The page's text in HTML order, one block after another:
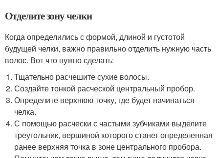
Отделите зону челки
Когда определились с формой, длиной и густотой
будущей челки, важно правильно отделить нужную часть
волос. Вот что нужно сделать:
Тщательно расчешите сухие волосы.
Создайте тонкой расческой центральный пробор.
Определите верхнюю точку, где будет начинаться
челка.
С помощью расчески с частыми зубчиками выделите
треугольник, вершиной которого станет определенная
ранее верхняя точка в зоне центрального пробора.